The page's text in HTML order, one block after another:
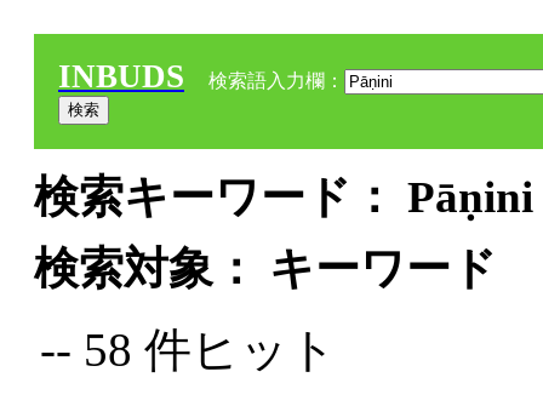
INBUDS 検索語入力欄：
検索キーワード： Pāṇini
検索対象： キーワード
-- 58 件ヒット